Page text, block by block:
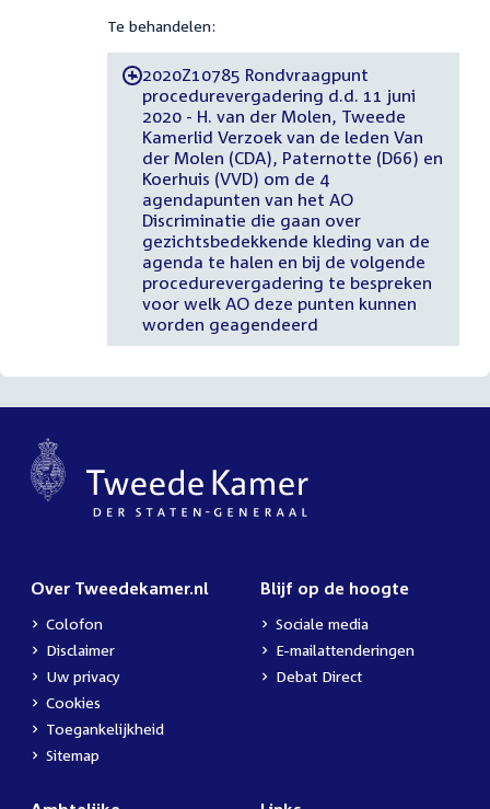
Te behandelen:
-2020Z10785 Rondvraagpunt
procedurevergadering d.d. 11 juni
2020 - H. van der Molen, Tweede
Kamerlid Verzoek van de leden Van
der Molen (CDA), Paternotte (D66) en
Koerhuis (VVD) om de 4
agendapunten van het AO
Discriminatie die gaan over
gezichtsbedekkende kleding van de
agenda te halen en bij de volgende
procedurevergadering te bespreken
voor welk AO deze punten kunnen
worden geagendeerd
Over Tweedekamer.nl
Colofon
Disclaimer
Uw privacy
Cookies
Toegankelijkheid
Sitemap
Blijf op de hoogte
Sociale media
E-mailattenderingen
Debat Direct